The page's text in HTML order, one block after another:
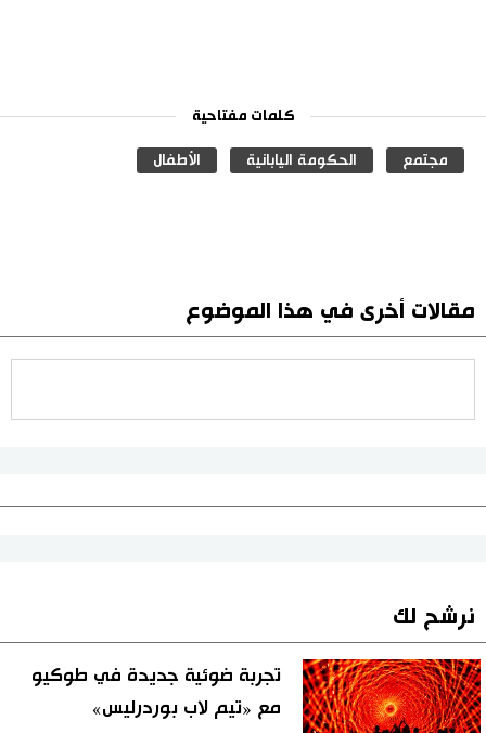
كلمات مفتاحية
مجتمع الحكومة اليابانية الأطفال
مقالات أخرى في هذا الموضوع
نرشح لك
تجربة ضوئية جديدة في طوكيو
مع «تيم لاب بوردرليس»